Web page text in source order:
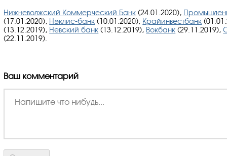
Нижневолжский Коммерческий Банк (24.01.2020),
(17.01.2020), Нэклис-банк (10.01.2020), Крайинвестбанк
(13.12.2019), Невский банк (13.12.2019), Вокбанк (29.11.2019),
(22.11.2019).
Ваш комментарий